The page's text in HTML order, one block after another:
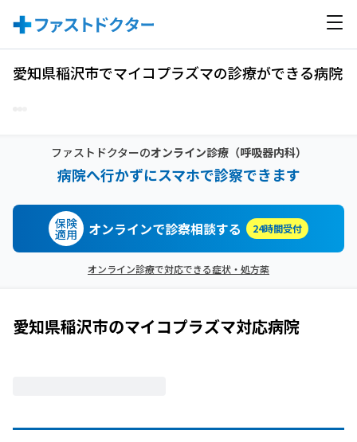
愛知県稲沢市でマイコプラズマの診療ができる病院
ファストドクターのオンライン診療（呼吸器内科）
病院へ行かずにスマホで診察できます
保険
適用 オンラインで診察相談する 24時間受付
オンライン診療で対応できる症状・処方薬
愛知県稲沢市のマイコプラズマ対応病院